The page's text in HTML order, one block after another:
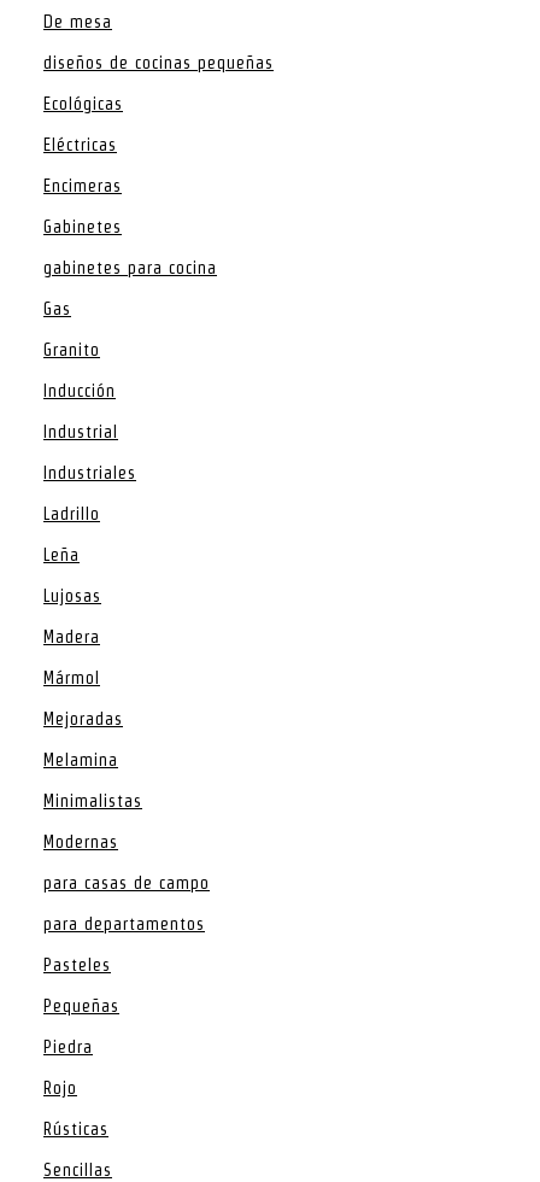
De mesa
diseños de cocinas pequeñas
Ecológicas
Eléctricas
Encimeras
Gabinetes
gabinetes para cocina
Gas
Granito
Inducción
Industrial
Industriales
Ladrillo
Leña
Lujosas
Madera
Mármol
Mejoradas
Melamina
Minimalistas
Modernas
para casas de campo
para departamentos
Pasteles
Pequeñas
Piedra
Rojo
Rústicas
Sencillas